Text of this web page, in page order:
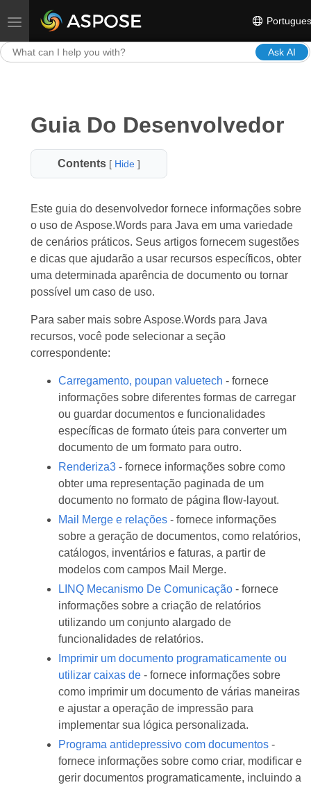
Toggle navigation
Ask AI
Guia Do Desenvolvedor
Contents [ Hide]
Este guia do desenvolvedor fornece informações sobre
o uso de Aspose.Words para Java em uma variedade
de cenários práticos. Seus artigos fornecem sugestões
e dicas que ajudarão a usar recursos específicos, obter
uma determinada aparência de documento ou tornar
possível um caso de uso.
Para saber mais sobre Aspose.Words para Java
recursos, você pode selecionar a seção
correspondente:
Carregamento, poupan valuetech - fornece
informações sobre diferentes formas de carregar
ou guardar documentos e funcionalidades
específicas de formato úteis para converter um
documento de um formato para outro.
Renderiza3- fornece informações sobre como
obter uma representação paginada de um
documento no formato de página flow-layout.
Mail Merge e relações- fornece informações
sobre a geração de documentos, como relatórios,
catálogos, inventários e faturas, a partir de
modelos com campos Mail Merge.
LINQ Mecanismo De Comunicação- fornece
informações sobre a criação de relatórios
utilizando um conjunto alargado de
funcionalidades de relatórios.
Imprimir um documento programaticamente ou
utilizar caixas de- fornece informações sobre
como imprimir um documento de várias maneiras
e ajustar a operação de impressão para
implementar sua lógica personalizada.
Programa antidepressivo com documentos-
fornece informações sobre como criar, modificar e
gerir documentos programaticamente, incluindo a